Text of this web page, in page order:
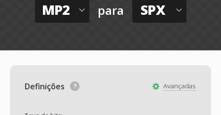
MP2 para SPX
Avançadas
Definições